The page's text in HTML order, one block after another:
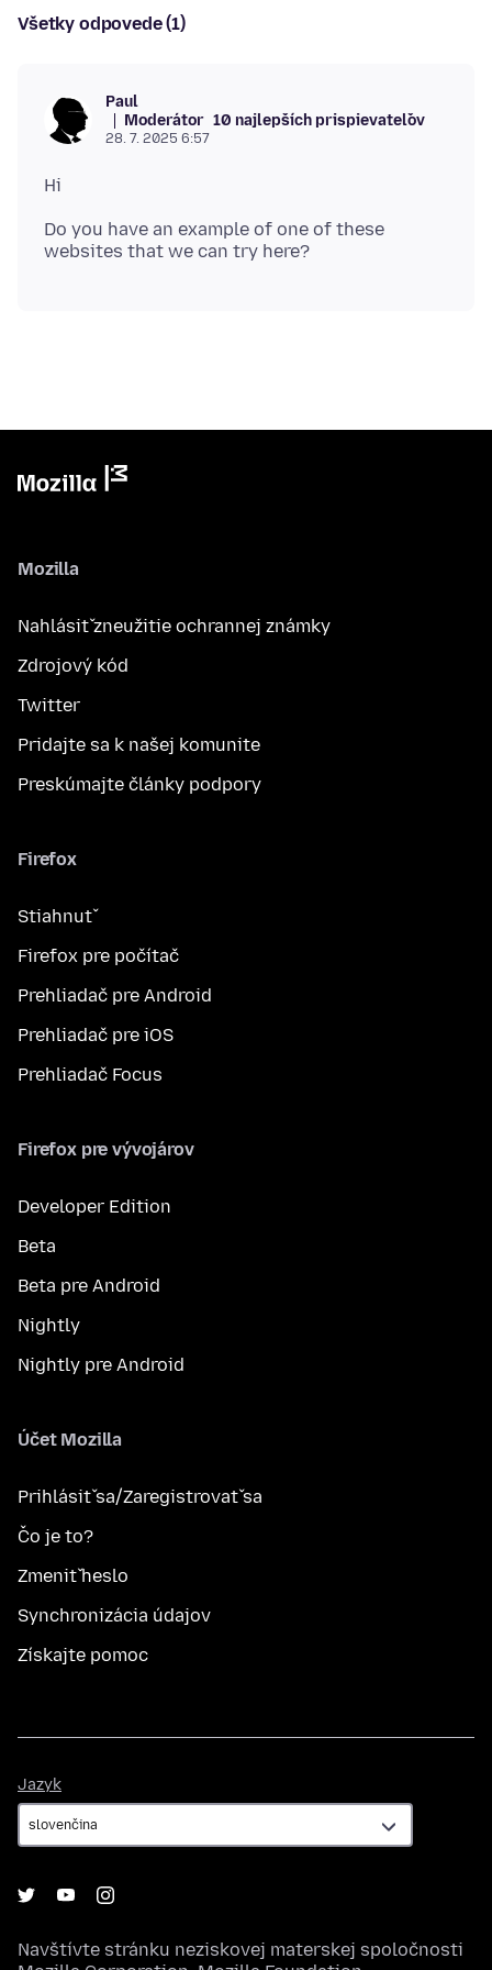
Všetky odpovede (1)
Paul
Moderátor 10 najlepších prispievateľov
28. 7. 2025 6:57
Do you have an example of one of these
Mozilla
Nahlásiť zneužitie ochrannej známky
Zdrojový kód
Twitter
Pridajte sa k našej komunite
Preskúmajte články podpory
Firefox
Stiahnuť
Firefox pre počítač
Prehliadač pre Android
Prehliadač pre iOS
Prehliadač Focus
Firefox pre vývojárov
Developer Edition
Beta
Beta pre Android
Nightly
Nightly pre Android
Účet Mozilla
Prihlásiť sa/Zaregistrovať sa
Čo je to?
Zmeniť heslo
Synchronizácia údajov
Získajte pomoc
Jazyk
Navštívte stránku neziskovej materskej spoločnosti